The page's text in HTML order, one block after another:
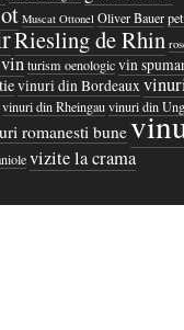
Muscat Ottonel Oliver Bauer
Riesling de Rhin
turism oenologicvin
vinuri din Bordeaux
vinuri din Rheingauvinuri din
romanesti bune
vizite la crama